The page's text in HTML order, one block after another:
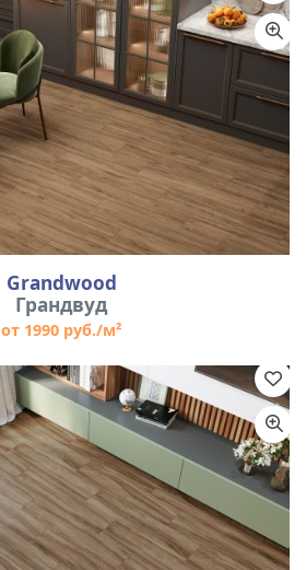
Grandwood
Грандвуд
от 1990 руб./м²